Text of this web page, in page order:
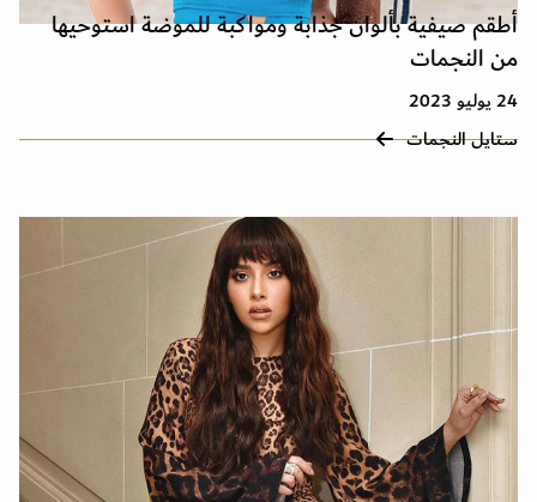
أطقم صيفية بألوان جذابة ومواكبة للموضة استوحيها
من النجمات
24 يوليو 2023
ستايل النجمات